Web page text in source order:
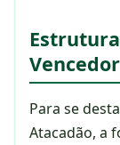
Para se
Atacadão, a